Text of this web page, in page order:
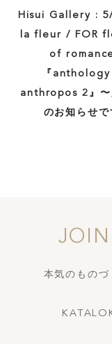
Hisui Gallery :
la fleur / FOR
of
『
anthropos 2』〜
のお知らせで
本気のものづくり